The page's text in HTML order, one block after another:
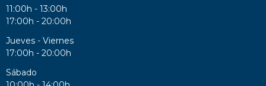
11:00h - 13:00h
17:00h - 20:00h
Jueves - Viernes
17:00h - 20:00h
Sábado